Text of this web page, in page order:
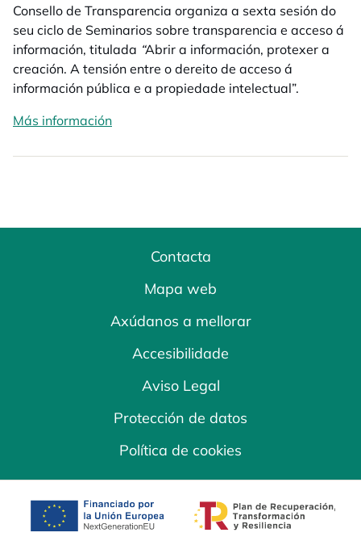
Consello de Transparencia organiza a sexta sesión do
seu ciclo de Seminarios sobre transparencia e acceso á
información, titulada “Abrir a información, protexer a
creación. A tensión entre o dereito de acceso á
información pública e a propiedade intelectual”.
Más información
Contacta
Mapa web
Axúdanos a mellorar
Accesibilidade
Aviso Legal
Protección de datos
Política de cookies
opens in a new tab opens in a new